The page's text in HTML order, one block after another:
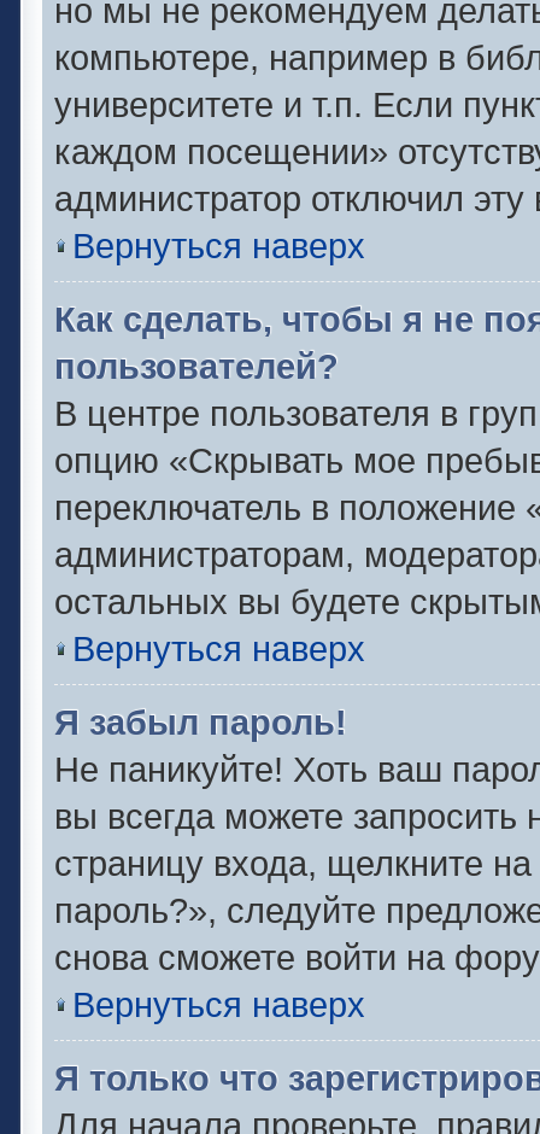
но мы не рекомендуем
компьютере, например в
университете и т.п. Если
каждом посещении»
администратор отключил эту
Вернуться наверх
Как сделать, чтобы я не
пользователей?
В центре пользователя в
опцию «Скрывать мое
переключатель в положение
администраторам,
остальных вы будете
Вернуться наверх
Я забыл пароль!
Не паникуйте! Хоть ваш
вы всегда можете запросить
страницу входа, щелкните
пароль?», следуйте
снова сможете войти на
Вернуться наверх
Я только что
Для начала проверьте,